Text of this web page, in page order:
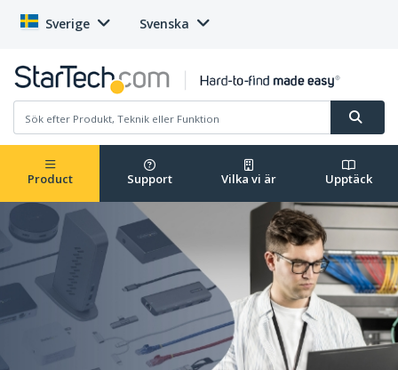
Sverige Svenska
Product Support Vilka vi är Upptäck